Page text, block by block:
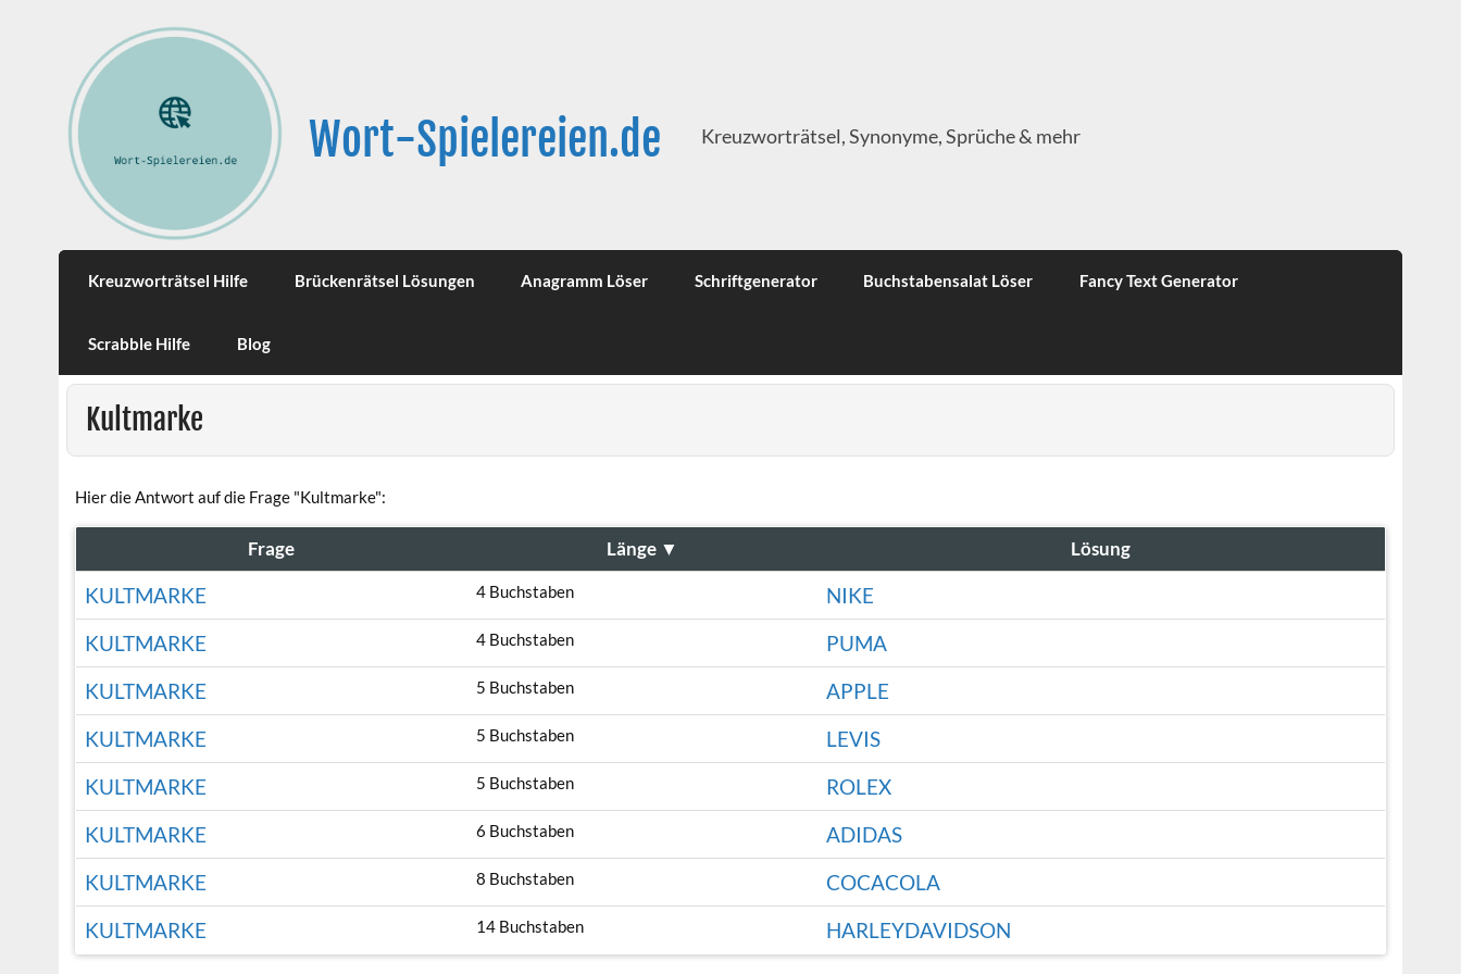
Wort-Spielereien.de Kreuzworträtsel, Synonyme, Sprüche & mehr
Kreuzworträtsel Hilfe Brückenrätsel Lösungen Anagramm Löser Schriftgenerator Buchstabensalat Löser Fancy Text Generator
Scrabble Hilfe Blog
Kultmarke
Hier die Antwort auf die Frage "Kultmarke":
Frage Länge ▼ Lösung
KULTMARKE 4 Buchstaben
NIKE
KULTMARKE
4 Buchstaben
PUMA
KULTMARKE
5 Buchstaben
APPLE
KULTMARKE
5 Buchstaben
LEVIS
KULTMARKE
5 Buchstaben
ROLEX
KULTMARKE
6 Buchstaben
ADIDAS
KULTMARKE
8 Buchstaben
COCACOLA
KULTMARKE
14 Buchstaben HARLEYDAVIDSON